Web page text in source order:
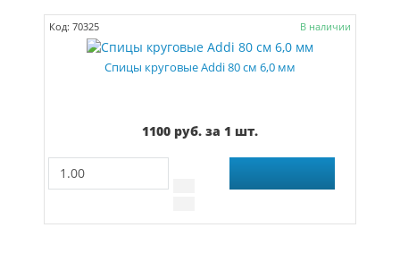
Код: 70325 В наличии
Спицы круговые Addi 80 см 6,0 мм
1100 руб. за 1 шт.